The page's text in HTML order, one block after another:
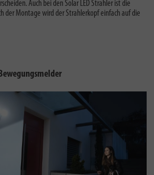
Auch bei den Solar LED Strahler ist die
der Montage wird der Strahlerkopf einfach auf die